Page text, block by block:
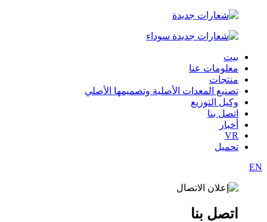
بيت
معلومات عنا
منتجات
تصنيع المعدات الأصلية وتصميمها الأصلي
وكيل التوزيع
اتصل بنا
أخبار
VR
تحميل
EN
اتصل بنا